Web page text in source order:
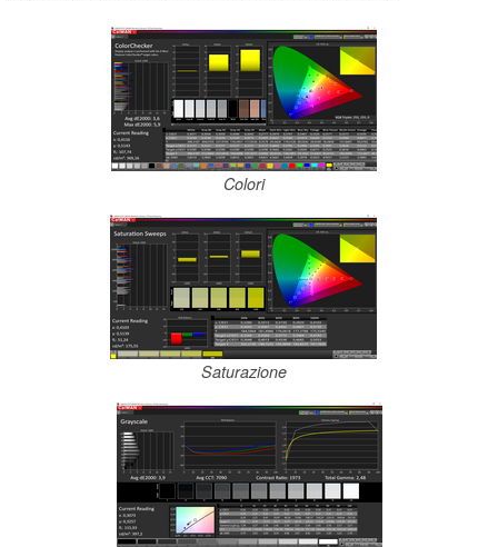
Colori
Saturazione